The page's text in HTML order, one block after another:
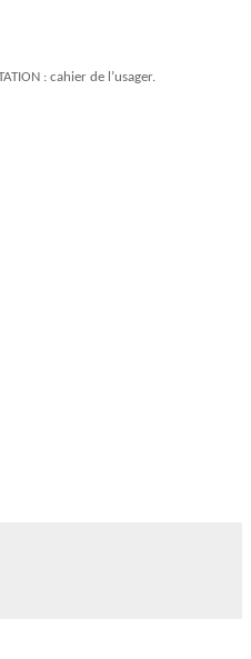
: cahier de l’usager.